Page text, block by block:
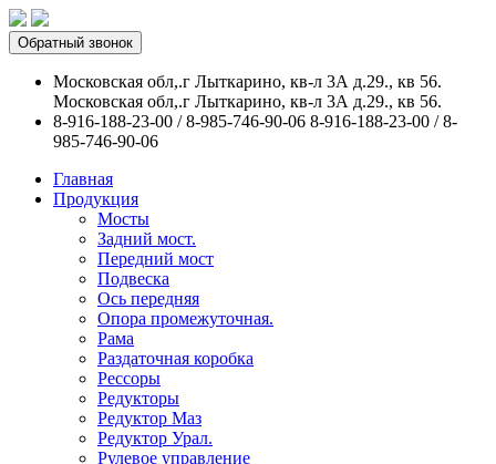
Обратный звонок
Московская обл,.г Лыткарино, кв-л 3А д.29., кв 56.
Московская обл,.г Лыткарино, кв-л 3А д.29., кв 56.
8-916-188-23-00 / 8-985-746-90-06 8-916-188-23-00 / 8-
985-746-90-06
Главная
Продукция
Мосты
Задний мост.
Передний мост
Подвеска
Ось передняя
Опора промежуточная.
Рама
Раздаточная коробка
Рессоры
Редукторы
Редуктор Маз
Редуктор Урал.
Рулевое управление